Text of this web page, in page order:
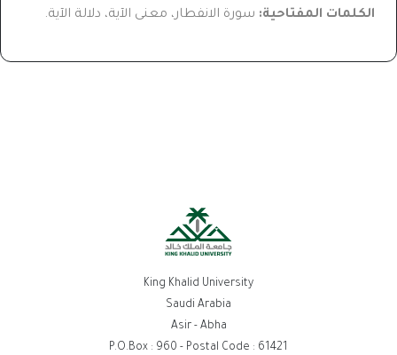
الكلمات المفتاحية: سورة الانفطار، معنى الآية، دلالة الآية.
King Khalid University
Saudi Arabia
Asir - Abha
P.O.Box : 960 - Postal Code : 61421